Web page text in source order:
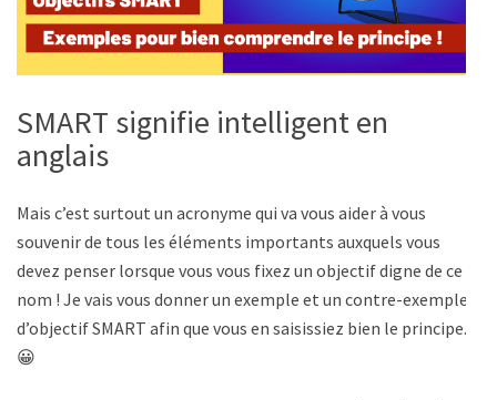
SMART signifie intelligent en
anglais
Mais c’est surtout un acronyme qui va vous aider à vous
souvenir de tous les éléments importants auxquels vous
devez penser lorsque vous vous fixez un objectif digne de ce
nom ! Je vais vous donner un exemple et un contre-exemple
d’objectif SMART afin que vous en saisissiez bien le principe.
😀